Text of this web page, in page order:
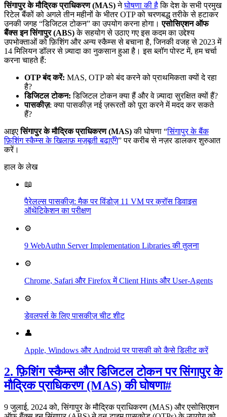
सिंगापुर के मौद्रिक प्राधिकरण (MAS)नेघोषणा की हैकि देश के सभी प्रमुख
रिटेल बैंकों को अगले तीन महीनों के भीतर OTP को चरणबद्ध तरीके से हटाकर
उनकी जगह “डिजिटल टोकन” का उपयोग करना होगा।एसोसिएशन ऑफ
बैंक्स इन सिंगापुर (ABS)के सहयोग से उठाए गए इस कदम का उद्देश्य
उपभोक्ताओं को फ़िशिंग और अन्य स्कैम्स से बचाना है, जिनकी वजह से 2023 में
14 मिलियन डॉलर से ज़्यादा का नुकसान हुआ है। इस ब्लॉग पोस्ट में, हम चर्चा
करना चाहते हैं:
OTP बंद करें: MAS, OTP को बंद करने को प्राथमिकता क्यों दे रहा
है?
डिजिटल टोकन: डिजिटल टोकन क्या हैं और वे ज़्यादा सुरक्षित क्यों हैं?
पासकीज़: क्या पासकीज़ नई ज़रूरतों को पूरा करने में मदद कर सकते
हैं?
आइएसिंगापुर के मौद्रिक प्राधिकरण (MAS)की घोषणा “सिंगापुर के बैंक
फ़िशिंग स्कैम्स के खिलाफ़ मज़बूती बढ़ाएँगे” पर करीब से नज़र डालकर शुरुआत
करें।
हाल के लेख
📖
पैरेलल्स पासकीज़: मैक पर विंडोज़ 11 VM पर क्रॉस डिवाइस
ऑथेंटिकेशन का परीक्षण
⚙️
9 WebAuthn Server Implementation Libraries की तुलना
⚙️
Chrome, Safari और Firefox में Client Hints और User-Agents
⚙️
डेवलपर्स के लिए पासकीज़ चीट शीट
👤
Apple, Windows और Android पर पासकी को कैसे डिलीट करें
2. फ़िशिंग स्कैम्स और डिजिटल टोकन पर सिंगापुर के
मौद्रिक प्राधिकरण (MAS) की घोषणा#
9 जुलाई, 2024 को, सिंगापुर के मौद्रिक प्राधिकरण (MAS) और एसोसिएशन